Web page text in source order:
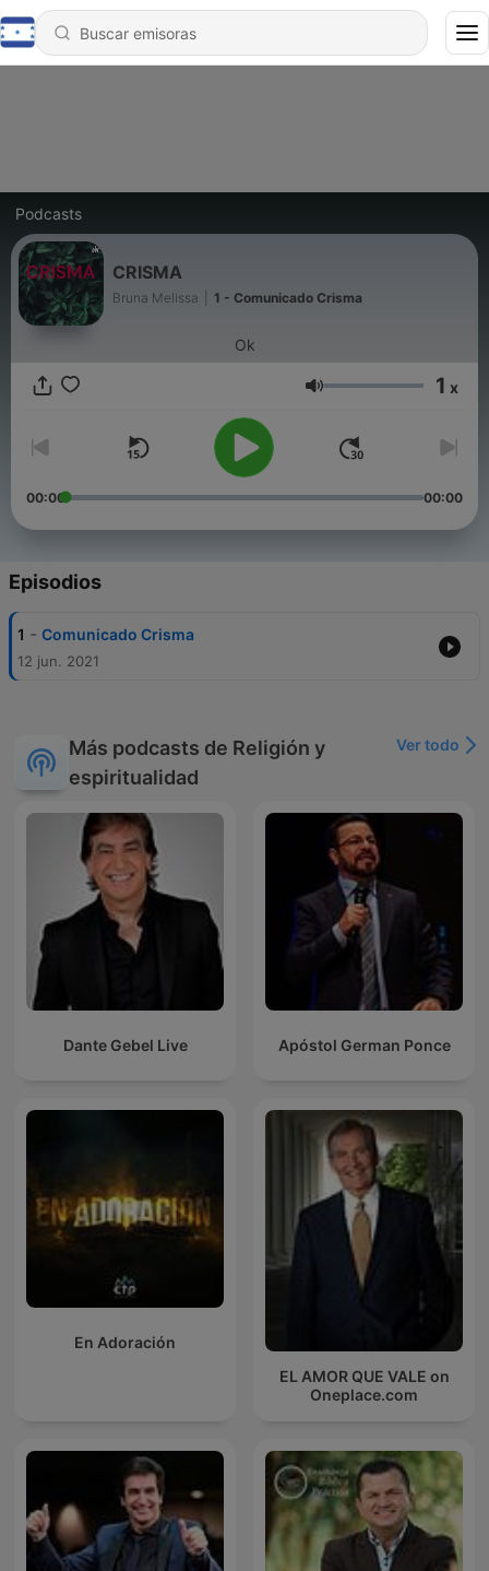
Podcasts
CRISMA
Bruna Melissa 1 - Comunicado Crisma
Ok
Volumen 1 x
00:00 00:00
Episodios
1 - Comunicado Crisma
12 jun. 2021
Más podcasts de Religión y
espiritualidad
Ver todo
Dante Gebel Live Apóstol German Ponce
En Adoración
EL AMOR QUE VALE on
Oneplace.com